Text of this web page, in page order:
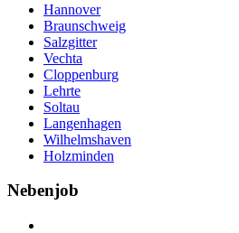
Hannover
Braunschweig
Salzgitter
Vechta
Cloppenburg
Lehrte
Soltau
Langenhagen
Wilhelmshaven
Holzminden
Nebenjob